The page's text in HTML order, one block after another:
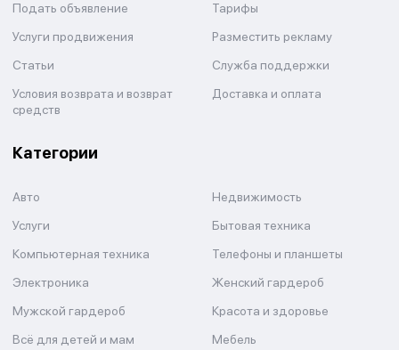
Подать объявление
Тарифы
Услуги продвижения
Разместить рекламу
Статьи
Служба поддержки
Условия возврата и возврат
средств
Доставка и оплата
Категории
Авто
Недвижимость
Услуги
Бытовая техника
Компьютерная техника
Телефоны и планшеты
Электроника
Женский гардероб
Мужской гардероб
Красота и здоровье
Всё для детей и мам
Мебель